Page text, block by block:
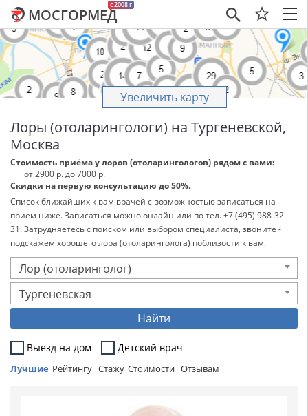
×
c 2008 г
МОСГОРМЕД
Увеличить карту
Лоры (отоларингологи) на Тургеневской,
Москва
Стоимость приёма у лоров (отоларингологов) рядом с вами:
от 2900 р. до 7000 р.
Скидки на первую консультацию до 50%.
Список ближайших к вам врачей с возможностью записаться на
прием ниже. Записаться можно онлайн или по тел. +7 (495) 988-32-
31. Затрудняетесь с поиском или выбором специалиста, звоните -
подскажем хорошего лора (отоларинголога) поблизости к вам.
Лор (отоларинголог)
Тургеневская
Найти
Выезд на дом Детский врач
Лучшие Рейтингу Стажу Стоимости Отзывам